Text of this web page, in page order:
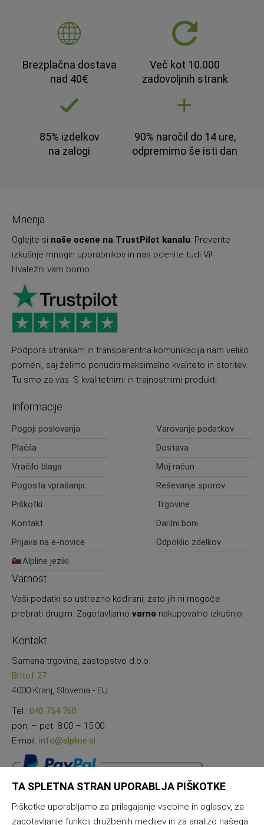
Brezplačna dostava
nad 40€
Več kot 10.000
zadovoljnih strank
85% izdelkov
na zalogi
90% naročil do 14 ure,
odpremimo še isti dan
Mnenja
Oglejte si naše ocene na TrustPilot kanalu. Preverite
izkušnje mnogih uporabnikov in nas ocenite tudi Vi!
Hvaležni vam bomo.
Podpora strankam in transparentna komunikacija nam veliko
pomeni, saj želimo ponuditi maksimalno kvaliteto in storitev.
Tu smo za vas. S kvalitetnimi in trajnostnimi produkti.
Informacije
Pogoji poslovanja
Varovanje podatkov
Plačila
Dostava
Vračilo blaga
Moj račun
Pogosta vprašanja
Reševanje sporov
Piškotki
Trgovine
Kontakt
Darilni boni
Prijava na e-novice
Odpoklic zdelkov
Alpline jeziki
Varnost
Vaši podatki so ustrezno kodirani, zato jih ni mogoče
prebrati drugim. Zagotavljamo varno nakupovalno izkušnjo.
Kontakt
Samana trgovina, zastopstvo d.o.o.
Britof 27
4000 Kranj, Slovenia - EU
Tel.: 040 754 760
pon. – pet. 8:00 – 15:00
E-mail: info@alpline.si
TA SPLETNA STRAN UPORABLJA PIŠKOTKE
Piškotke uporabljamo za prilagajanje vsebine in oglasov, za
zagotavljanje funkcij družbenih medijev in za analizo našega